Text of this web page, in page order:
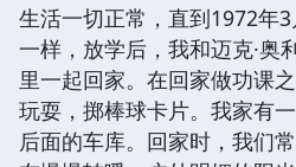
生活一切正常，直到1972年
一样，放学后，我和迈克·奥
里一起回家。在回家做功课
玩耍，掷棒球卡片。我家有
后面的车库。回家时，我们